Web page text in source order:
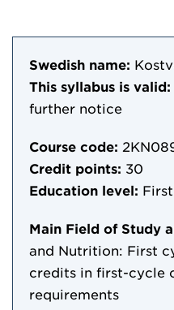
Swedish name:
This syllabus is valid:
further notice
Course code:
Credit points: 30
Education level:
Main Field of Study
and Nutrition: First
credits in first-cycle
requirements